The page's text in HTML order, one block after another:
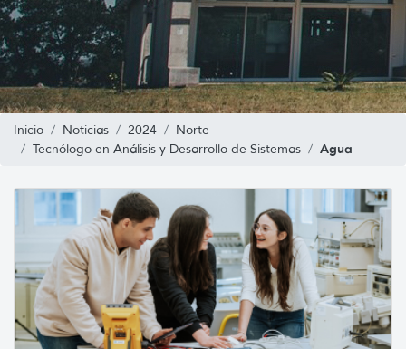
Inicio Noticias 2024
Norte
Tecnólogo en Análisis y Desarrollo de Sistemas
Agua